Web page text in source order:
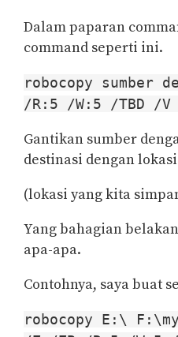
Dalam paparan
command seperti ini.
robocopy sumber
/R:5 /W:5 /TBD /V
Gantikan sumber
destinasi dengan
(lokasi yang kita
Yang bahagian
apa-apa.
Contohnya, saya buat
robocopy E:\